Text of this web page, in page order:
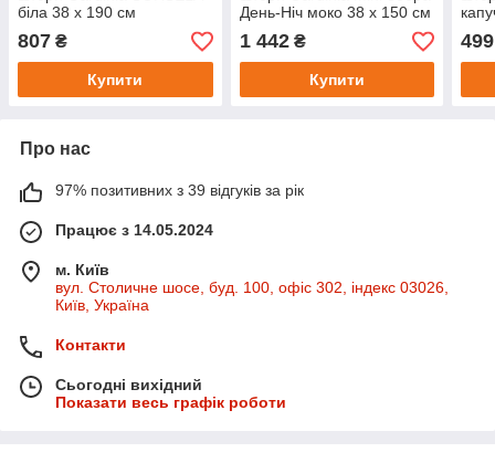
біла 38 x 190 см
807 ₴
Купити
День-Ніч моко 38 х 150 см
1 442₴
Купити
499
Про нас
97% позитивних з 39 відгуків за рік
Працює з 14.05.2024
м. Київ
вул. Столичне шосе, буд. 100, офіс 302, індекс 03026,
Київ, Україна
Контакти
Сьогодні вихідний
Показати весь графік роботи